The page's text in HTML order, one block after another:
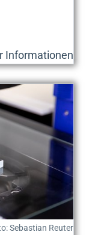
Informationen
Sebastian Reuter